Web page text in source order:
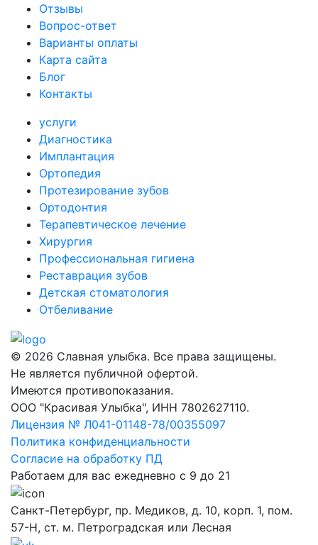
Отзывы
Вопрос-ответ
Варианты оплаты
Карта сайта
Блог
Контакты
услуги
Диагностика
Имплантация
Ортопедия
Протезирование зубов
Ортодонтия
Терапевтическое лечение
Хирургия
Профессиональная гигиена
Реставрация зубов
Детская стоматология
Отбеливание
© 2026 Славная улыбка. Все права защищены.
Не является публичной офертой.
Имеются противопоказания.
ООО "Красивая Улыбка", ИНН 7802627110.
Лицензия № Л041-01148-78/00355097
Политика конфиденциальности
Согласие на обработку ПД
Работаем для вас ежедневно с 9 до 21
Санкт-Петербург, пр. Медиков, д. 10, корп. 1, пом.
57-Н, ст. м. Петроградская или Лесная